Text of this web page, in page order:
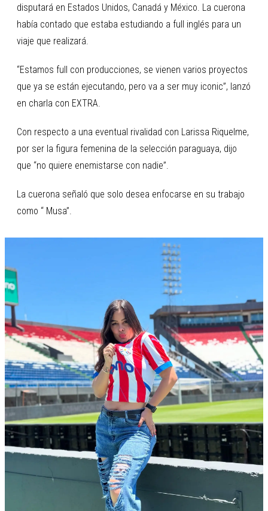
disputará en Estados Unidos, Canadá y México. La cuerona
había contado que estaba estudiando a full inglés para un
viaje que realizará.
“Estamos full con producciones, se vienen varios proyectos
que ya se están ejecutando, pero va a ser muy iconic”, lanzó
en charla con EXTRA.
Con respecto a una eventual rivalidad con Larissa Riquelme,
por ser la figura femenina de la selección paraguaya, dijo
que “no quiere enemistarse con nadie”.
La cuerona señaló que solo desea enfocarse en su trabajo
como “ Musa”.